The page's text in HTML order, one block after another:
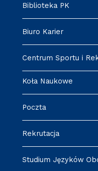
Biblioteka PK
Biuro Karier
Centrum Sportu i
Koła Naukowe
Poczta
Rekrutacja
Studium Języków